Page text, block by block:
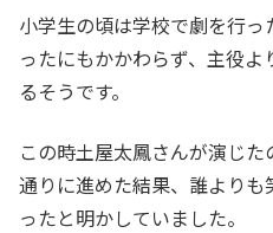
小学生の頃は学校で劇を行
ったにもかかわらず、主役
るそうです。
この時土屋太鳳さんが演じ
通りに進めた結果、誰より
ったと明かしていました。